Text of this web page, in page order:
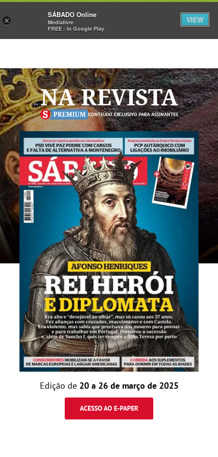
Sábado Assine Iniciar Sessão
NA REVISTA
CONTEÚDO EXCLUSIVO PARA ASSINANTES
Edição de 20 a 26 de março de 2025
ACESSO AO E-PAPER
×
SÁBADO Online
Medialivre
FREE - In Google Play
VIEW